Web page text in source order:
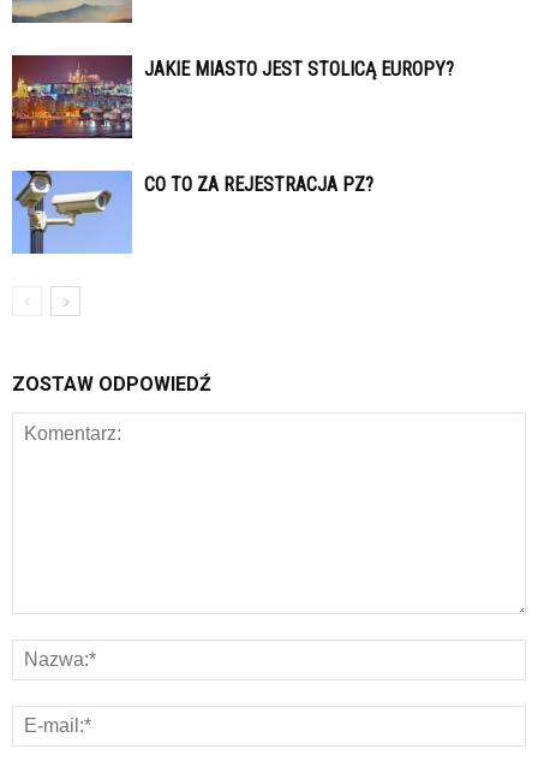
JAKIE MIASTO JEST STOLICĄ EUROPY?
CO TO ZA REJESTRACJA PZ?
ZOSTAW ODPOWIEDŹ